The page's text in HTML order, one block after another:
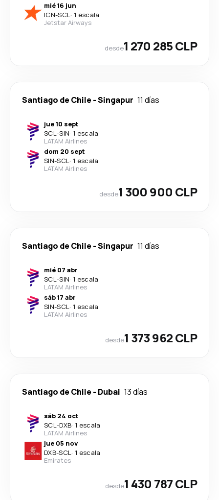
mié 16 jun
ICN-SCL· 1 escala
Jetstar Airways
desde1 270 285 CLP
Santiago de Chile -Singapur 11 días
jue 10 sept
SCL-SIN· 1 escala
LATAM Airlines
dom 20 sept
SIN-SCL· 1 escala
LATAM Airlines
desde1 300 900 CLP
Santiago de Chile -Singapur 11 días
mié 07 abr
SCL-SIN· 1 escala
LATAM Airlines
sáb 17 abr
SIN-SCL· 1 escala
LATAM Airlines
desde1 373 962 CLP
Santiago de Chile - Dubai 13 días
sáb 24 oct
SCL-DXB· 1 escala
LATAM Airlines
jue 05 nov
DXB-SCL· 1 escala
Emirates
desde1 430 787 CLP